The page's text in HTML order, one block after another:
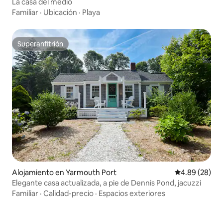
Familiar · Ubicación · Playa
Superanfitrión
Superanfitrión
Alojamiento en Yarmouth Port Calificación
4.89 (28)
Elegante casa actualizada, a pie de Dennis Pond, jacuzzi
Familiar · Calidad-precio · Espacios exteriores